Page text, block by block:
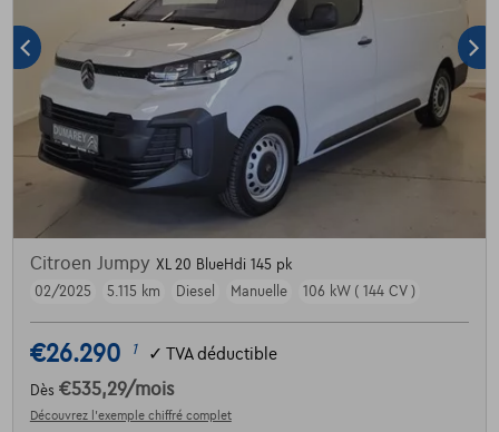
Citroen Jumpy XL 20 BlueHdi 145 pk
02/2025
5.115 km Diesel Manuelle 106 kW ( 144 CV )
€26.290 1 ✓ TVA déductible
Dès €535,29/mois
Découvrez l’exemple chiffré complet